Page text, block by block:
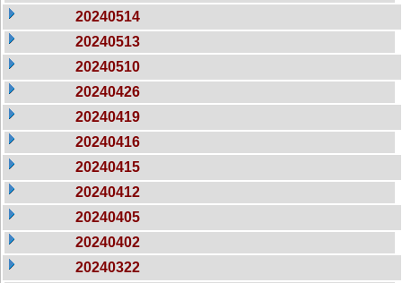
20240514
20240513
20240510
20240426
20240419
20240416
20240415
20240412
20240405
20240402
20240322